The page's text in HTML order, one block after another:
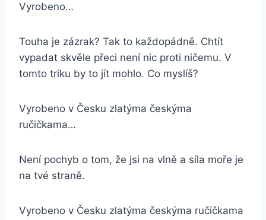
Vyrobeno…
Touha je zázrak? Tak to každopádně. Chtít
vypadat skvěle přeci není nic proti ničemu. V
tomto triku by to jít mohlo. Co myslíš?
Vyrobeno v Česku zlatýma českýma
ručičkama…
Není pochyb o tom, že jsi na vlně a síla moře je
na tvé straně.
Vyrobeno v Česku zlatýma českýma ručičkama